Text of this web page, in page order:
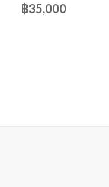
฿35,000